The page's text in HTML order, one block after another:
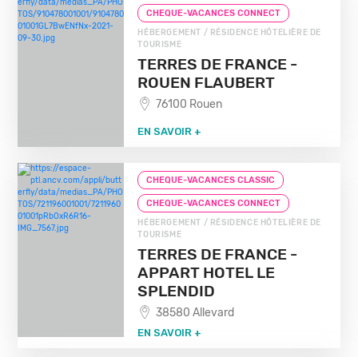
CHEQUE-VACANCES CONNECT
HÉBERGEMENT / RÉSIDENCE HÔTELIÈRE DE
TOURISME
TERRES DE FRANCE -
ROUEN FLAUBERT
76100 Rouen
EN SAVOIR +
CHEQUE-VACANCES CLASSIC
CHEQUE-VACANCES CONNECT
HÉBERGEMENT / RÉSIDENCE HÔTELIÈRE DE
TOURISME
TERRES DE FRANCE -
APPART HOTEL LE
SPLENDID
38580 Allevard
EN SAVOIR +